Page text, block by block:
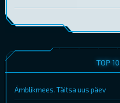
TOP 10
Ämblikmees. Täitsa uus päev